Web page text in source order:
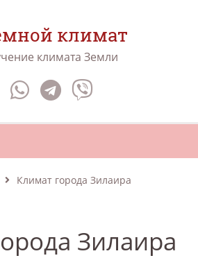
климат
климата Земли
Климат города Зилаира
Зилаира